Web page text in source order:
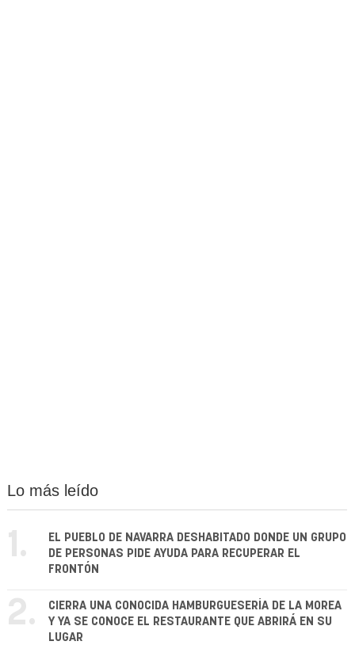
Lo más leído
1.
EL PUEBLO DE NAVARRA DESHABITADO DONDE UN GRUPO
DE PERSONAS PIDE AYUDA PARA RECUPERAR EL
FRONTÓN
2.
CIERRA UNA CONOCIDA HAMBURGUESERÍA DE LA MOREA
Y YA SE CONOCE EL RESTAURANTE QUE ABRIRÁ EN SU
LUGAR